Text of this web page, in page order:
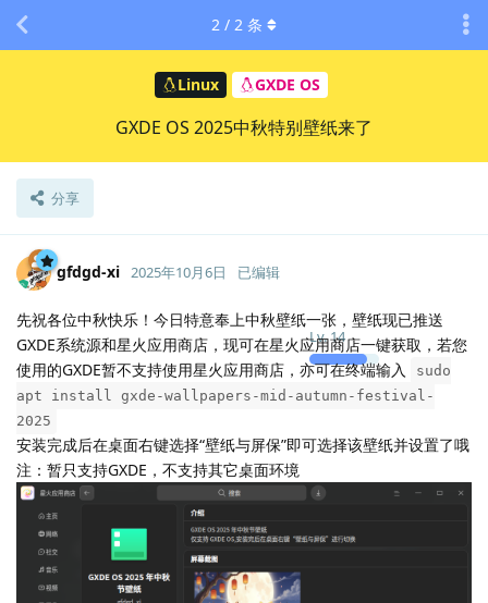
Linux GXDE OS
GXDE OS 2025中秋特别壁纸来了
分享
2 / 2 条
gfdgd-xi
Lv.14
2025年10月6日 已编辑
先祝各位中秋快乐！今日特意奉上中秋壁纸一张，壁纸现已推送
GXDE系统源和星火应用商店，现可在星火应用商店一键获取，若您
使用的GXDE暂不支持使用星火应用商店，亦可在终端输入
sudo
apt install gxde-wallpapers-mid-autumn-festival-
2025
安装完成后在桌面右键选择“壁纸与屏保”即可选择该壁纸并设置了哦
注：暂只支持GXDE，不支持其它桌面环境